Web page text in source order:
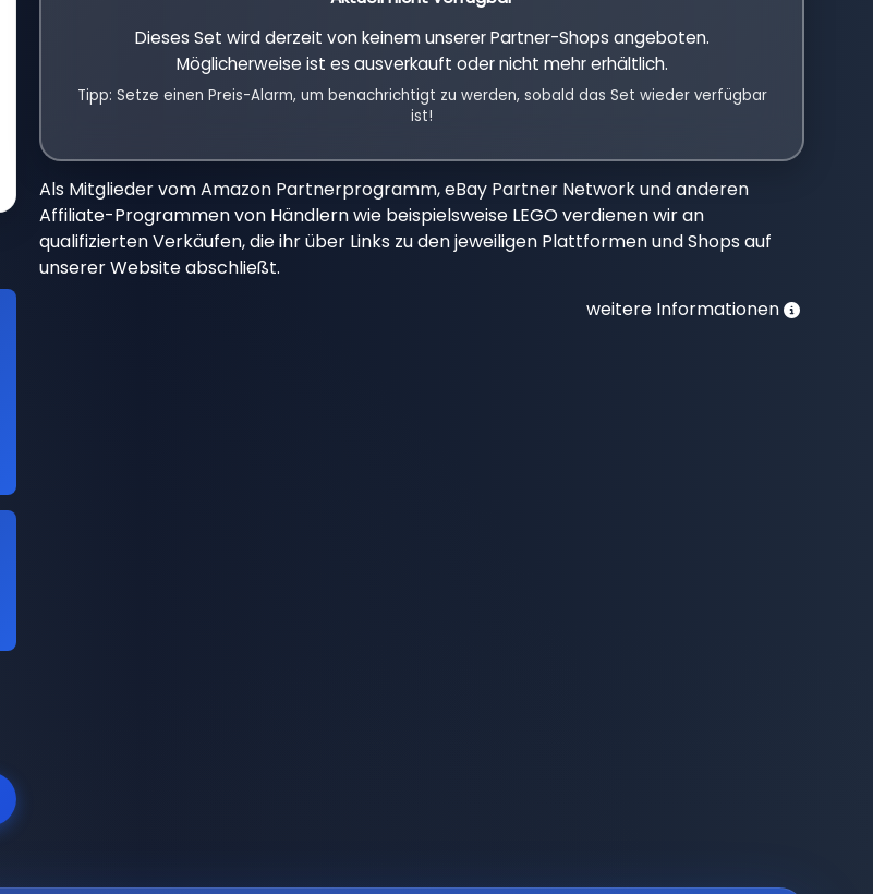
Dieses Set wird derzeit von keinem unserer Partner-Shops angeboten.
Möglicherweise ist es ausverkauft oder nicht mehr erhältlich.
Tipp: Setze einen Preis-Alarm, um benachrichtigt zu werden, sobald das Set wieder verfügbar
ist!
Als Mitglieder vom Amazon Partnerprogramm, eBay Partner Network und anderen
Affiliate-Programmen von Händlern wie beispielsweise LEGO verdienen wir an
qualifizierten Verkäufen, die ihr über Links zu den jeweiligen Plattformen und Shops auf
unserer Website abschließt.
weitere Informationen